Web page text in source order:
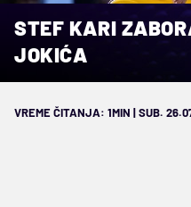
STEF KARI
JOKIĆA
VREME ČITANJA: 1MIN | SUB.